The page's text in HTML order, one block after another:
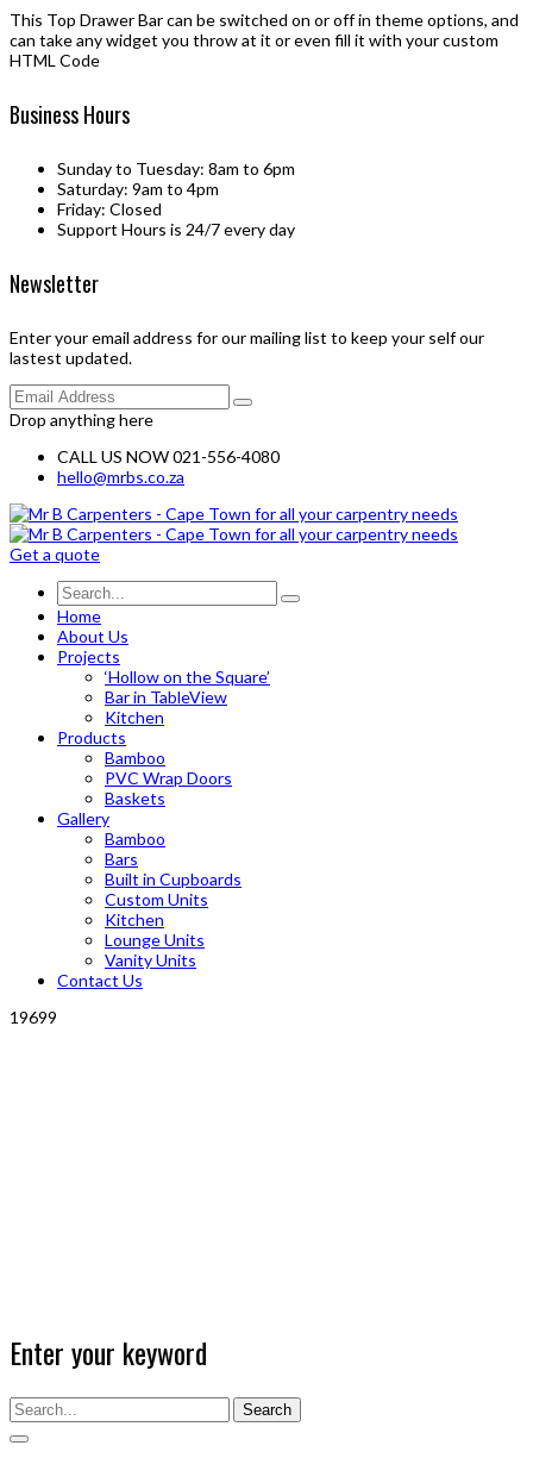
This Top Drawer Bar can be switched on or off in theme options, and
can take any widget you throw at it or even fill it with your custom
HTML Code
Business Hours
Sunday to Tuesday: 8am to 6pm
Saturday: 9am to 4pm
Friday: Closed
Support Hours is 24/7 every day
Newsletter
Enter your email address for our mailing list to keep your self our
lastest updated.
Drop anything here
CALL US NOW 021-556-4080
hello@mrbs.co.za
Get a quote
Home
About Us
Projects
‘Hollow on the Square’
Bar in TableView
Kitchen
Products
Bamboo
PVC Wrap Doors
Baskets
Gallery
Bamboo
Bars
Built in Cupboards
Custom Units
Kitchen
Lounge Units
Vanity Units
Contact Us
19699
Enter your keyword
Search